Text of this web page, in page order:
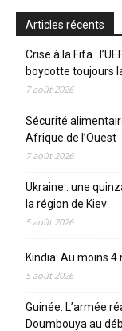
Articles récents
Crise à la Fifa :
boycotte toujours
7 août 2026
Sécurité
Afrique de l’Ouest
7 août 2026
Ukraine : une
la région de Kiev
5 août 2026
Kindia: Au moins
5 août 2026
Guinée: L’armée
Doumbouya au